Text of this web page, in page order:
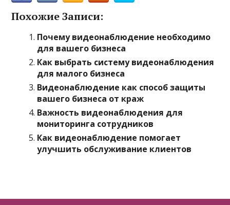
Похожие Записи:
Почему видеонаблюдение необходимо
для вашего бизнеса
Как выбрать систему видеонаблюдения
для малого бизнеса
Видеонаблюдение как способ защиты
вашего бизнеса от краж
Важность видеонаблюдения для
мониторинга сотрудников
Как видеонаблюдение помогает
улучшить обслуживание клиентов